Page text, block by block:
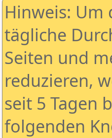
Hinweis: Um
tägliche
Seiten und
reduzieren,
seit 5 Tagen
folgenden